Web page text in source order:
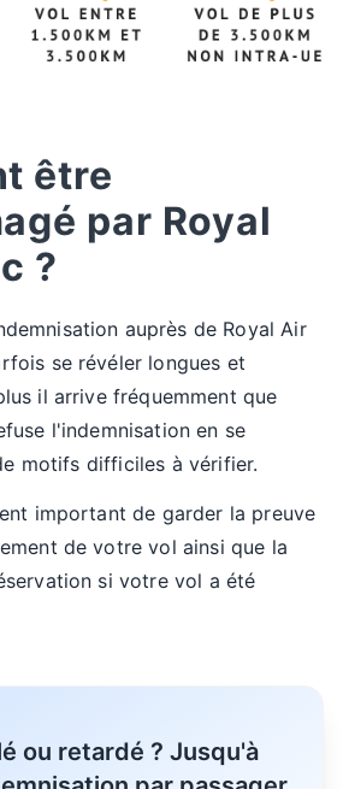
être
par Royal
?
auprès de Royal Air
se révéler longues et
il arrive fréquemment que
l'indemnisation en se
motifs difficiles à vérifier.
important de garder la preuve
de votre vol ainsi que la
si votre vol a été
ou retardé ? Jusqu'à